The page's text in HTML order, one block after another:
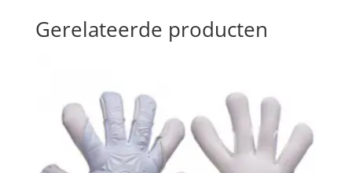
Gerelateerde producten